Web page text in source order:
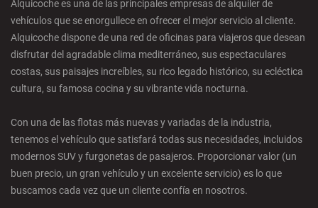
Castellon - Ciudad
Castro Urdiales - Ciudad
Córdoba - Ciudad
Corralejo - Fuerteventura
Alquicoche es una de las principales empresas de alquiler de
vehículos que se enorgullece en ofrecer el mejor servicio al cliente.
Alquicoche dispone de una red de oficinas para viajeros que desean
disfrutar del agradable clima mediterráneo, sus espectaculares
costas, sus paisajes increíbles, su rico legado histórico, su ecléctica
cultura, su famosa cocina y su vibrante vida nocturna.
Con una de las flotas más nuevas y variadas de la industria,
tenemos el vehículo que satisfará todas sus necesidades, incluidos
modernos SUV y furgonetas de pasajeros. Proporcionar valor (un
buen precio, un gran vehículo y un excelente servicio) es lo que
buscamos cada vez que un cliente confía en nosotros.